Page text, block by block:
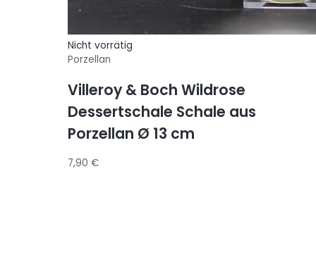
Nicht vorrätig
Porzellan
Villeroy & Boch Wildrose
Dessertschale Schale aus
Porzellan Ø 13 cm
7,90€